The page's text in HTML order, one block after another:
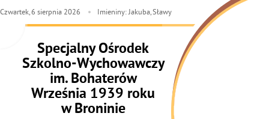
Specjalny Ośrodek
Szkolno-Wychowawczy
im. Bohaterów
Września 1939 roku
w Broninie
Czwartek, 6 sierpnia 2026 Imieniny: Jakuba, Sławy